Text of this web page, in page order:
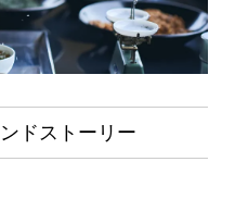
ドストーリー